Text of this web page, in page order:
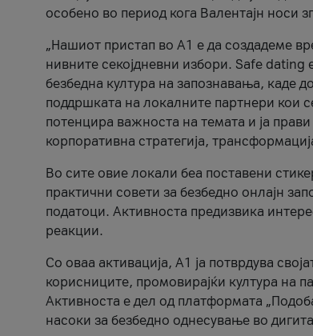
особено во период кога Валентајн носи
„Нашиот пристап во А1 е да создадеме
нивните секојдневни избори. Safe
безбедна култура на запознавања, каде
поддршката на локалните партнери кои
потенцира важноста на темата и ја
корпоративна стратегија,
Во сите овие локали беа поставени
практични совети за безбедно онлајн
податоци. Активноста предизвика
реакции.
Со оваа активација, А1 ја потврдува
корисниците, промовирајќи култура на
Активноста е дел од платформата
насоки за безбедно однесување во